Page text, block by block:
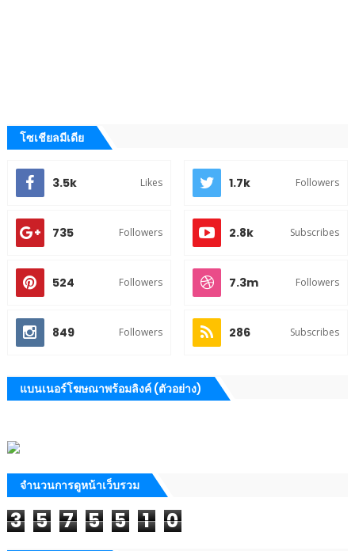
โซเชียลมีเดีย
3.5k Likes 1.7k Followers
735 Followers 2.8k Subscribes
524 Followers 7.3m Followers
849 Followers 286 Subscribes
แบนเนอร์โฆษณาพร้อมลิงค์ (ตัวอย่าง)
จำนวนการดูหน้าเว็บรวม
3 5 7 5 5 1 0